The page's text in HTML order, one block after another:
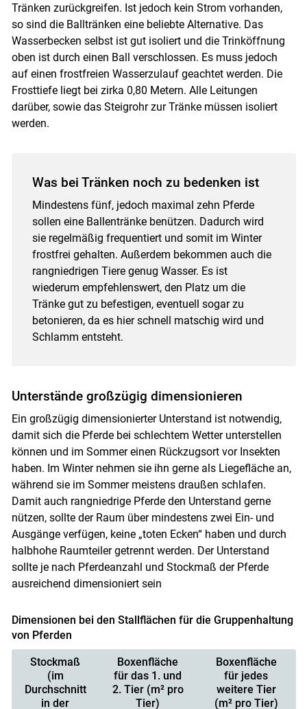
Tränken zurückgreifen. Ist jedoch kein Strom vorhanden,
so sind die Balltränken eine beliebte Alternative. Das
Wasserbecken selbst ist gut isoliert und die Trinköffnung
oben ist durch einen Ball verschlossen. Es muss jedoch
auf einen frostfreien Wasserzulauf geachtet werden. Die
Frosttiefe liegt bei zirka 0,80 Metern. Alle Leitungen
darüber, sowie das Steigrohr zur Tränke müssen isoliert
werden.
Was bei Tränken noch zu bedenken ist
Mindestens fünf, jedoch maximal zehn Pferde
sollen eine Ballentränke benützen. Dadurch wird
sie regelmäßig frequentiert und somit im Winter
frostfrei gehalten. Außerdem bekommen auch die
rangniedrigen Tiere genug Wasser. Es ist
wiederum empfehlenswert, den Platz um die
Tränke gut zu befestigen, eventuell sogar zu
betonieren, da es hier schnell matschig wird und
Schlamm entsteht.
Unterstände großzügig dimensionieren
Ein großzügig dimensionierter Unterstand ist notwendig,
damit sich die Pferde bei schlechtem Wetter unterstellen
können und im Sommer einen Rückzugsort vor Insekten
haben. Im Winter nehmen sie ihn gerne als Liegefläche an,
während sie im Sommer meistens draußen schlafen.
Damit auch rangniedrige Pferde den Unterstand gerne
nützen, sollte der Raum über mindestens zwei Ein- und
Ausgänge verfügen, keine „toten Ecken“ haben und durch
halbhohe Raumteiler getrennt werden. Der Unterstand
sollte je nach Pferdeanzahl und Stockmaß der Pferde
ausreichend dimensioniert sein
Dimensionen bei den Stallflächen für die Gruppenhaltung
von Pferden
Stockmaß
(im
Durchschnitt
in der
Boxenfläche
für das 1. und
2. Tier (m² pro
Tier)
Boxenfläche
für jedes
weitere Tier
(m² pro Tier)